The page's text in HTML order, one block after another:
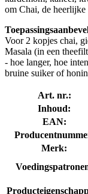
om Chai, de heerlijke
Voor 2 kopjes chai,
Masala (in een
- hoe langer, hoe
bruine suiker of
Art. nr.:
Inhoud:
EAN:
Merk: